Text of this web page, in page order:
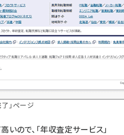
了」ページ
ので、「年収査定サービス」